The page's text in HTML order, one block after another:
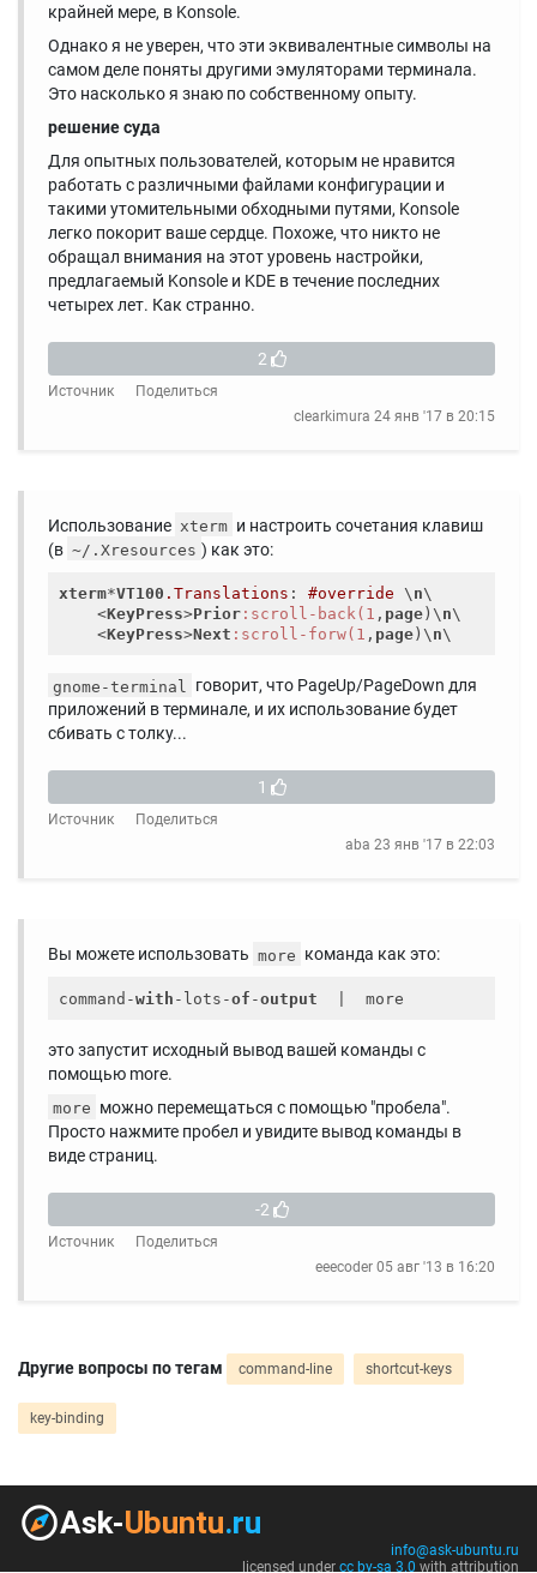
крайней мере, в Konsole.
Однако я не уверен, что эти эквивалентные символы на
самом деле поняты другими эмуляторами терминала.
Это насколько я знаю по собственному опыту.
решение суда
Для опытных пользователей, которым не нравится
работать с различными файлами конфигурации и
такими утомительными обходными путями, Konsole
легко покорит ваше сердце. Похоже, что никто не
обращал внимания на этот уровень настройки,
предлагаемый Konsole и KDE в течение последних
четырех лет. Как странно.
2
Источник
Поделиться
clearkimura 24 янв '17 в 20:15
Использование xterm и настроить сочетания клавиш
(в ~/.Xresources ) как это:
xterm*VT100 .Translations : #override \ n\
    <
KeyPress>Prior :scroll-back(1 , page )\ n\
    <
KeyPress>Next :scroll-forw(1 , page )\ n
gnome-terminal
говорит, что PageUp/PageDown для
приложений в терминале, и их использование будет
сбивать с толку...
1
Источник
Поделиться
aba 23 янв '17 в 22:03
Вы можете использовать more команда как это:
command-with -lots-of -output
это запустит исходный вывод вашей команды с
помощью more.
more можно перемещаться с помощью "пробела".
Просто нажмите пробел и увидите вывод команды в
виде страниц.
-2
Источник
Поделиться
eeecoder 05 авг '13 в 16:20
Другие вопросы по тегам command-line shortcut-keys
key-binding
info@ask-ubuntu.ru
licensed under cc by-sa 3.0 with attribution